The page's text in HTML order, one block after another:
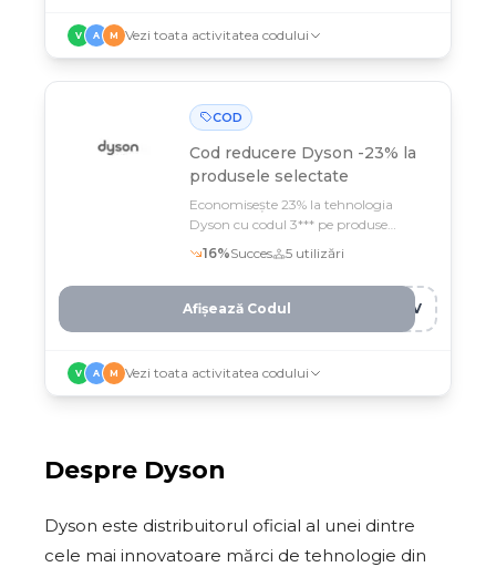
V A M Vezi toata activitatea codului
COD
Cod reducere Dyson -23% la
produsele selectate
Economisește 23% la tehnologia
Dyson cu codul 3*** pe produse
selectate până pe 12 februarie
16%Succes 5 utilizări
RWV
Afișează Codul
V A M Vezi toata activitatea codului
Despre Dyson
Dyson este distribuitorul oficial al unei dintre
cele mai innovatoare mărci de tehnologie din